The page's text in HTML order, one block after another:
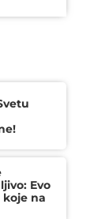
Evo
koje na